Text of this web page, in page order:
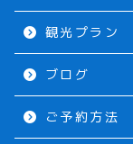
観光プラン
ブログ
ご予約方法